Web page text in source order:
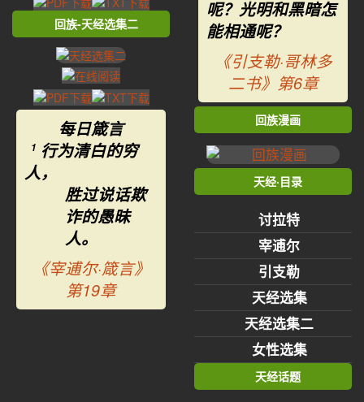
回族-天经选集二
每日箴言
1 行为清白的穷
人，
胜过说话欺
诈的愚昧
人。
《宰逋尔·箴言》
第19章
呢？光明和黑暗怎
能相通呢？
《引支勒·哥林多
二书》第6章
回族漫画
天经·目录
讨拉特
宰逋尔
引支勒
天经选集
天经选集二
女性选集
天经话题